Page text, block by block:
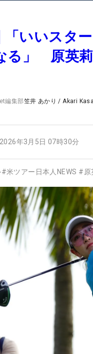
「いいスタ
る」 原英莉
編集部笠井 あかり /Akari
2026年3月5日 07時30分
#米ツアー日本人NEWS #